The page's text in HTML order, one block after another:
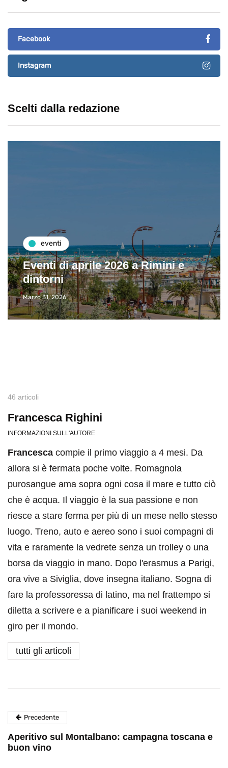
Facebook
Instagram
Scelti dalla redazione
destinazioni
Visitare il Louvre in meno di 4 ore
Giugno 24, 2019
46 articoli
Francesca Righini
INFORMAZIONI SULL'AUTORE
Francesca compie il primo viaggio a 4 mesi. Da
allora si è fermata poche volte. Romagnola
purosangue ama sopra ogni cosa il mare e tutto ciò
che è acqua. Il viaggio è la sua passione e non
riesce a stare ferma per più di un mese nello stesso
luogo. Treno, auto e aereo sono i suoi compagni di
vita e raramente la vedrete senza un trolley o una
borsa da viaggio in mano. Dopo l'erasmus a Parigi,
ora vive a Siviglia, dove insegna italiano. Sogna di
fare la professoressa di latino, ma nel frattempo si
diletta a scrivere e a pianificare i suoi weekend in
giro per il mondo.
tutti gli articoli
Precedente
Aperitivo sul Montalbano: campagna toscana e
buon vino